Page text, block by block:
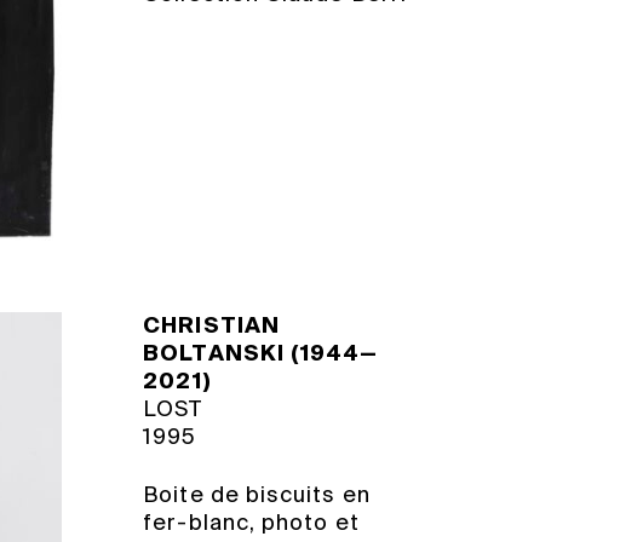
CHRISTIAN
BOLTANSKI (1944—
2021)
LOST
1995
Boite de biscuits en
fer-blanc, photo et